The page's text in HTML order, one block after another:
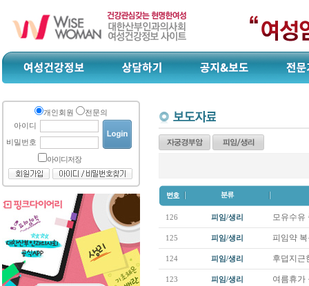
개인회원
전문의
아이디
비밀번호
아이디저장
126 피임/생리 모유수유
125 피임/생리 피임약
124 피임/생리 후덥지근
123 피임/생리 여름휴가